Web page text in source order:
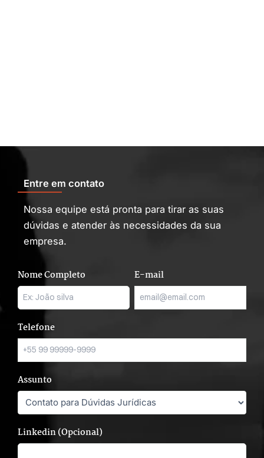
Entre em contato
Nossa equipe está pronta para tirar as suas
dúvidas e atender às necessidades da sua
empresa.
Nome Completo E-mail
Telefone
Assunto
Linkedin (Opcional)